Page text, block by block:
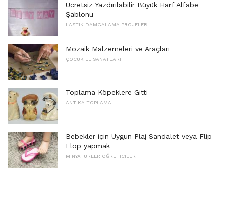
Ücretsiz Yazdırılabilir Büyük Harf Alfabe
Şablonu
LASTIK DAMGALAMA PROJELERI
Mozaik Malzemeleri ve Araçları
ÇOCUK EL SANATLARI
Toplama Köpeklere Gitti
ANTIKA TOPLAMA
Bebekler için Uygun Plaj Sandalet veya Flip
Flop yapmak
MINYATÜRLER ÖĞRETICILER